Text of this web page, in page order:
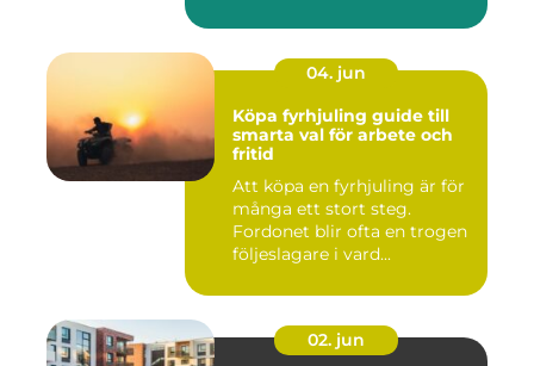
04. jun
Köpa fyrhjuling guide till
smarta val för arbete och
fritid
Att köpa en fyrhjuling är för
många ett stort steg.
Fordonet blir ofta en trogen
följeslagare i vard...
02. jun